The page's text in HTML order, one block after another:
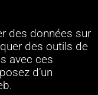
des données sur
des outils de
avec ces
d’un